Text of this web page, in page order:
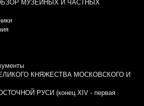
МУЗЕЙНЫХ И ЧАСТНЫХ
КНЯЖЕСТВА МОСКОВСКОГО И
РУСИ (конец XIV - первая